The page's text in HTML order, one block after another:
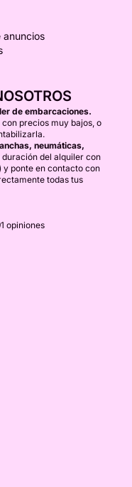
anuncios
de embarcaciones.
precios muy bajos, o
neumáticas,
duración del alquiler con
y ponte en contacto con
todas tus
opiniones